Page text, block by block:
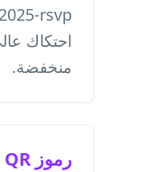
احتكاك
منخفضة.
رموز QR لحفلات الزفاف